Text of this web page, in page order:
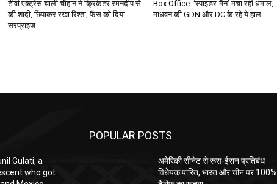
टीवी एक्ट्रेस चार्ली चौहान ने क्रिकेटर रमनदीप से
की शादी, छिपाकर रखा रिश्ता, फैंस को दिया
सरप्राइज
Box Office: ‘स्पाइडर-मैन’ मचा रही धमाल,
माधवन की GDN और DC के रहे ये हाल
Gulati, a
who got
POPULAR POSTS
अमेरिकी सीनेट से रूस-ईरान प्रतिबंध
विधेयक पारित, भारत और चीन पर 100%